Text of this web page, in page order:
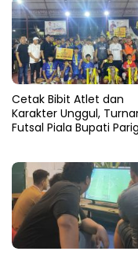
Cetak Bibit Atlet dan
Karakter Unggul,
Futsal Piala Bupati